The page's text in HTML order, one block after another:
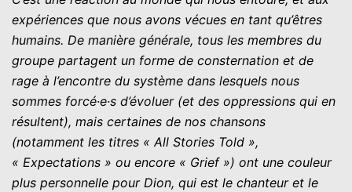
expériences que nous avons vécues en tant qu’êtres
humains. De manière générale, tous les membres du
groupe partagent un forme de consternation et de
rage à l’encontre du système dans lesquels nous
sommes forcé·e·s d’évoluer (et des oppressions qui en
résultent), mais certaines de nos chansons
(notamment les titres « All Stories Told »,
« Expectations » ou encore « Grief ») ont une couleur
plus personnelle pour Dion, qui est le chanteur et le